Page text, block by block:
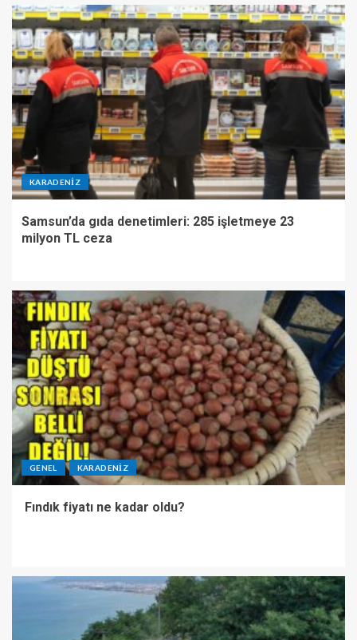
KARADENIZ
Samsun’da gıda denetimleri: 285 işletmeye 23
milyon TL ceza
GENEL KARADENIZ
Fındık fiyatı ne kadar oldu?